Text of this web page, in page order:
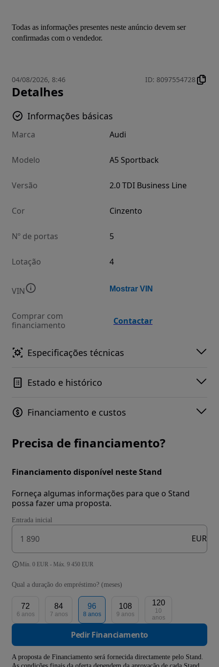
Todas as informações presentes neste anúncio devem ser
confirmadas com o vendedor.
04/08/2026, 8:46 ID: 8097554728
Detalhes
Informações básicas
Marca Audi
Modelo A5 Sportback
Versão 2.0 TDI Business Line
Cor Cinzento
Nº de portas 5
Lotação 4
VIN Mostrar VIN
Comprar com
financiamento
Contactar
Especificações técnicas
Estado e histórico
Financiamento e custos
Precisa de financiamento?
Financiamento disponível neste Stand
Forneça algumas informações para que o Stand
possa fazer uma proposta.
Entrada inicial
EUR
Mín. 0 EUR - Máx. 9 450 EUR
Qual a duração do empréstimo? (meses)
72
6 anos
84
7 anos
96
8 anos
108
9 anos
120
10
anos
Pedir Financiamento
A proposta de Financiamento será fornecida directamente pelo Stand.